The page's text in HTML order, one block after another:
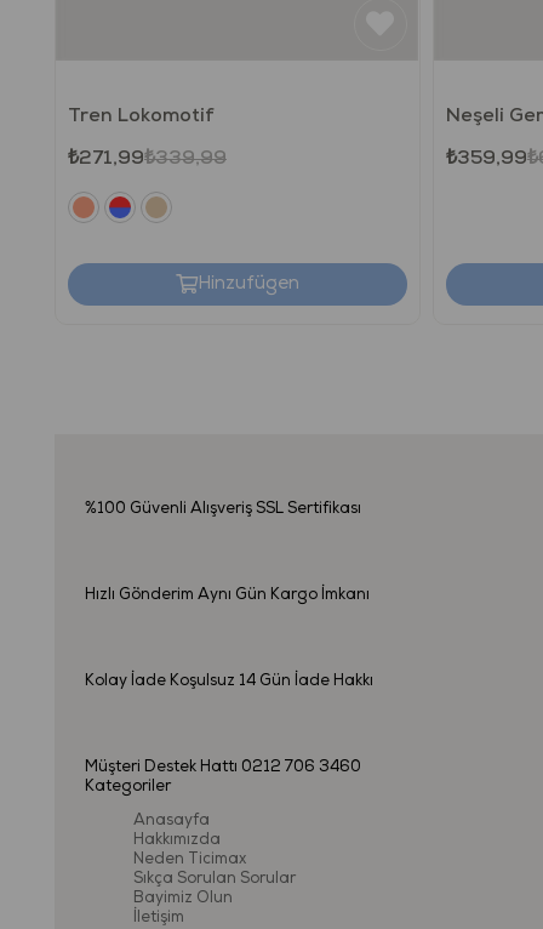
Tren Lokomotif
₺271,99₺339,99
Hinzufügen
Neşeli
₺359,99
%100 Güvenli Alışveriş SSL Sertifikası
Hızlı Gönderim Aynı Gün Kargo İmkanı
Kolay İade Koşulsuz 14 Gün İade Hakkı
Müşteri Destek Hattı 0212 706 3460
Kategoriler
Anasayfa
Hakkımızda
Neden Ticimax
Sıkça Sorulan Sorular
Bayimiz Olun
İletişim